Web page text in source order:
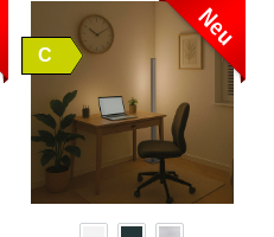
C
Neu